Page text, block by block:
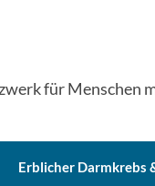
für Menschen
Erblicher Darmkrebs